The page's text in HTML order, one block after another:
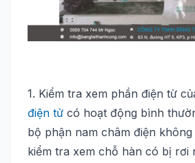
1. Kiểm tra xem phần điện từ
điện tử có hoạt động bình
bộ phận nam châm điện
kiểm tra xem chỗ hàn có bị rơi